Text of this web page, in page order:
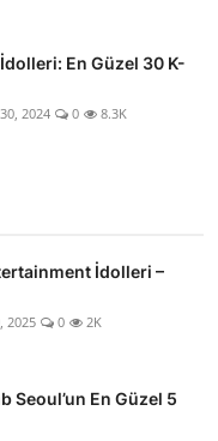
En Güzel 30 K-
2024 0 8.3K
İdolleri –
2025 0 2K
Seoul’un En Güzel 5